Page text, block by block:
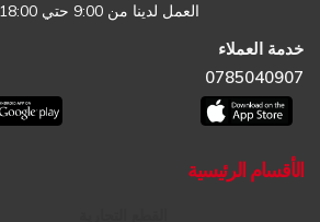
العمل لدينا من 9:00 حتي 18:00 من السبت إلى الخميس
خدمة العملاء
0785040907
الأقسام الرئيسية